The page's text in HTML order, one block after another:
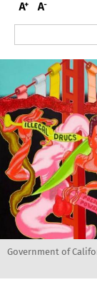
Government of